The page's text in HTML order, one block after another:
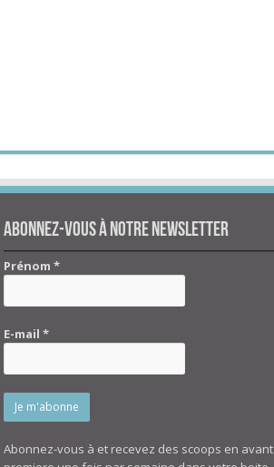
Abonnez-vous à notre newsletter
Prénom*
E-mail*
Abonnez-vous à et recevez des scoops en avant